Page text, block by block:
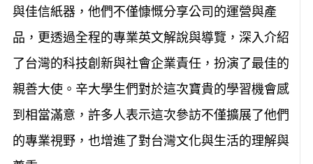
與佳信紙器，他們不僅慷慨分享公司的運營與產
品，更透過全程的專業英文解說與導覽，深入介紹
了台灣的科技創新與社會企業責任，扮演了最佳的
親善大使。辛大學生們對於這次寶貴的學習機會感
到相當滿意，許多人表示這次參訪不僅擴展了他們
的專業視野，也增進了對台灣文化與生活的理解與